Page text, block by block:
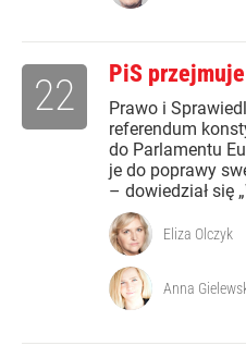
PiS
Prawo i
referendum
do Parlamentu
je do poprawy
– dowiedział się
22
Eliza Olczyk
Anna